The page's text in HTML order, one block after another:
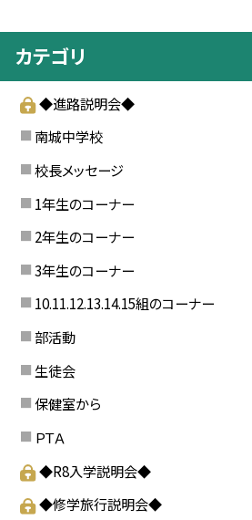
カテゴリ
◆進路説明会◆
南城中学校
校長メッセージ
1年生のコーナー
2年生のコーナー
3年生のコーナー
10.11.12.13.14.15組のコーナー
部活動
生徒会
保健室から
ＰＴＡ
◆R8入学説明会◆
◆修学旅行説明会◆